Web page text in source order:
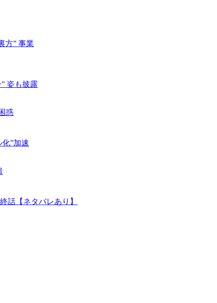
方” 事業
姿も披露
惑
”加速
話【ネタバレあり】